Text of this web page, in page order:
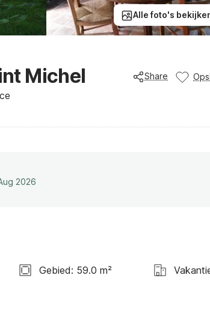
Alle foto's
Michel Share
2026
Gebied: 59.0 m²